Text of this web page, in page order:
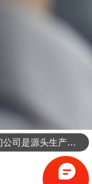
你们公司是源头生产工厂吗？